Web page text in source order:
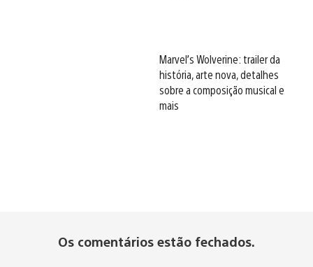
Marvel’s Wolverine: trailer da
história, arte nova, detalhes
sobre a composição musical e
mais
Os comentários estão fechados.